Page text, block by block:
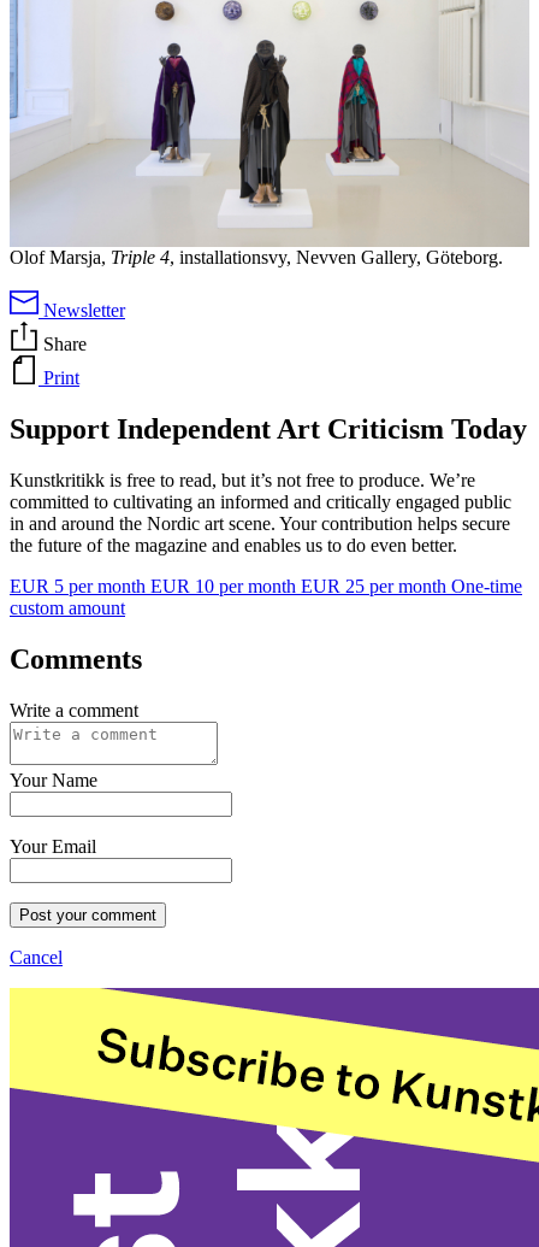
Olof Marsja, Triple 4, installationsvy, Nevven Gallery, Göteborg.
Newsletter
Share
Print
Support Independent Art Criticism Today
Kunstkritikk is free to read, but it’s not free to produce. We’re
committed to cultivating an informed and critically engaged public
in and around the Nordic art scene. Your contribution helps secure
the future of the magazine and enables us to do even better.
EUR 5 per month EUR 10 per month EUR 25 per month One-time
custom amount
Comments
Write a comment
Your Name
Your Email
Post your comment
Cancel